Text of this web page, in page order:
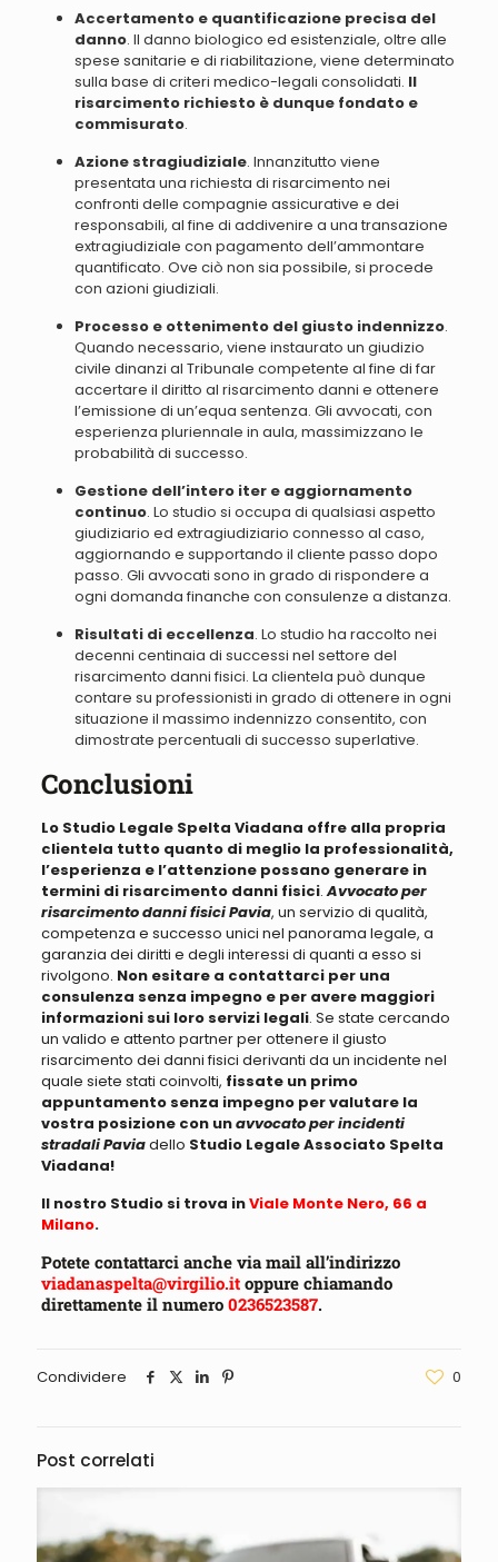
Accertamento e quantificazione precisa del
danno. Il danno biologico ed esistenziale, oltre alle
spese sanitarie e di riabilitazione, viene determinato
sulla base di criteri medico-legali consolidati. Il
risarcimento richiesto è dunque fondato e
commisurato.
Azione stragiudiziale. Innanzitutto viene
presentata una richiesta di risarcimento nei
confronti delle compagnie assicurative e dei
responsabili, al fine di addivenire a una transazione
extragiudiziale con pagamento dell’ammontare
quantificato. Ove ciò non sia possibile, si procede
con azioni giudiziali.
Processo e ottenimento del giusto indennizzo.
Quando necessario, viene instaurato un giudizio
civile dinanzi al Tribunale competente al fine di far
accertare il diritto al risarcimento danni e ottenere
l’emissione di un’equa sentenza. Gli avvocati, con
esperienza pluriennale in aula, massimizzano le
probabilità di successo.
Gestione dell’intero iter e aggiornamento
continuo. Lo studio si occupa di qualsiasi aspetto
giudiziario ed extragiudiziario connesso al caso,
aggiornando e supportando il cliente passo dopo
passo. Gli avvocati sono in grado di rispondere a
ogni domanda finanche con consulenze a distanza.
Risultati di eccellenza. Lo studio ha raccolto nei
decenni centinaia di successi nel settore del
risarcimento danni fisici. La clientela può dunque
contare su professionisti in grado di ottenere in ogni
situazione il massimo indennizzo consentito, con
dimostrate percentuali di successo superlative.
Conclusioni
Lo Studio Legale Spelta Viadana offre alla propria
clientela tutto quanto di meglio la professionalità,
l’esperienza e l’attenzione possano generare in
termini di risarcimento danni fisici.Avvocato per
risarcimento danni fisici Pavia, un servizio di qualità,
competenza e successo unici nel panorama legale, a
garanzia dei diritti e degli interessi di quanti a esso si
rivolgono. Non esitare a contattarci per una
consulenza senza impegno e per avere maggiori
informazioni sui loro servizi legali. Se state cercando
un valido e attento partner per ottenere il giusto
risarcimento dei danni fisici derivanti da un incidente nel
quale siete stati coinvolti, fissate un primo
appuntamento senza impegno per valutare la
vostra posizione con unavvocato per incidenti
stradali Paviadello Studio Legale Associato Spelta
Viadana!
Il nostro Studio si trova inViale Monte Nero, 66 a
Milano.
Potete contattarci anche via mail all’indirizzo
viadanaspelta@virgilio.itoppure chiamando
direttamente il numero 0236523587.
Condividere 0
Post correlati